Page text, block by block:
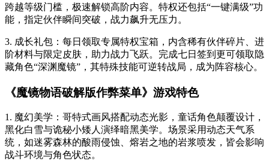
跨越等级门槛，极速解锁高阶内容。特权还包括“一键满级”功
能，指定伙伴瞬间突破，战力飙升无压力。
3. 成长礼包：每日领取专属特权宝箱，内含稀有伙伴碎片、进
阶材料与限定皮肤，助力战力飞跃。完成七日签到更可领取隐
藏角色“深渊魔镜”，其特殊技能可逆转战局，成为阵容核心。
《魔镜物语破解版作弊菜单》游戏特色
1. 魔幻美学：哥特式画风搭配动态光影，童话角色颠覆设计，
黑化白雪与诡秘小矮人演绎暗黑美学。场景采用动态天气系
统，如迷雾森林的酸雨侵蚀、熔岩之地的岩浆喷发，皆会影响
战斗环境与角色状态。